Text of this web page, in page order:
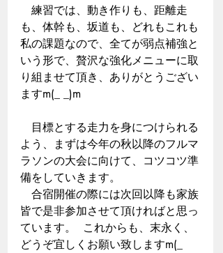
練習では、動き作りも、距離走
も、体幹も、坂道も、どれもこれも
私の課題なので、全てが弱点補強と
いう形で、贅沢な強化メニューに取
り組ませて頂き、ありがとうござい
ますm(_ _)m
目標とする走力を身につけられる
よう、まずは今年の秋以降のフルマ
ラソンの大会に向けて、コツコツ準
備をしていきます。
合宿開催の際には次回以降も家族
皆で是非参加させて頂ければと思っ
ています。  これからも、末永く、
どうぞ宜しくお願い致しますm(_